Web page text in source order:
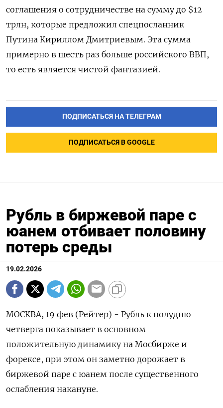
соглашения о сотрудничестве на сумму до $12
трлн, которые предложил спецпосланник
Путина Кириллом Дмитриевым. Эта сумма
примерно в шесть раз больше российского ВВП,
то есть является чистой фантазией.
ПОДПИСАТЬСЯ НА ТЕЛЕГРАМ
ПОДПИСАТЬСЯ В GOOGLE
Рубль в биржевой паре с
юанем отбивает половину
потерь среды
19.02.2026
МОСКВА, 19 фев (Рейтер) - Рубль к полудню
четверга показывает в основном
положительную динамику на Мосбирже и
форексе, при этом он заметно дорожает в
биржевой паре с юанем после существенного
ослабления накануне.